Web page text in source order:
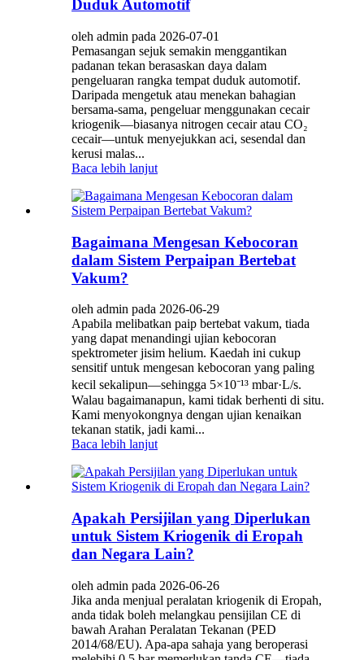
Duduk Automotif
oleh admin pada 2026-07-01
Pemasangan sejuk semakin menggantikan
padanan tekan berasaskan daya dalam
pengeluaran rangka tempat duduk automotif.
Daripada mengetuk atau menekan bahagian
bersama-sama, pengeluar menggunakan cecair
kriogenik—biasanya nitrogen cecair atau CO₂
cecair—untuk menyejukkan aci, sesendal dan
kerusi malas...
Baca lebih lanjut
Bagaimana Mengesan Kebocoran
dalam Sistem Perpaipan Bertebat
Vakum?
oleh admin pada 2026-06-29
Apabila melibatkan paip bertebat vakum, tiada
yang dapat menandingi ujian kebocoran
spektrometer jisim helium. Kaedah ini cukup
sensitif untuk mengesan kebocoran yang paling
kecil sekalipun—sehingga 5×10⁻¹³ mbar·L/s.
Walau bagaimanapun, kami tidak berhenti di situ.
Kami menyokongnya dengan ujian kenaikan
tekanan statik, jadi kami...
Baca lebih lanjut
Apakah Persijilan yang Diperlukan
untuk Sistem Kriogenik di Eropah
dan Negara Lain?
oleh admin pada 2026-06-26
Jika anda menjual peralatan kriogenik di Eropah,
anda tidak boleh melangkau pensijilan CE di
bawah Arahan Peralatan Tekanan (PED
2014/68/EU). Apa-apa sahaja yang beroperasi